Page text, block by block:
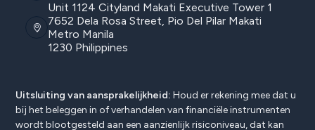
Unit 1124 Cityland Makati Executive Tower 1
7652 Dela Rosa Street, Pio Del Pilar Makati
Metro Manila
1230 Philippines
Uitsluiting van aansprakelijkheid: Houd er rekening mee dat u
bij het beleggen in of verhandelen van financiële instrumenten
wordt blootgesteld aan een aanzienlijk risiconiveau, dat kan